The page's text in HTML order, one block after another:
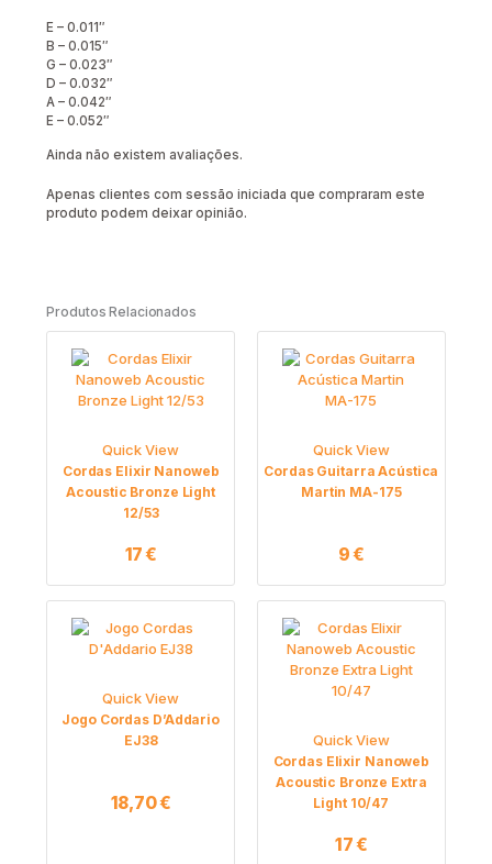
E – 0.011″
B – 0.015″
G – 0.023″
D – 0.032″
A – 0.042″
E – 0.052″
Ainda não existem avaliações.
Apenas clientes com sessão iniciada que compraram este
produto podem deixar opinião.
Produtos Relacionados
Quick View
Cordas Elixir Nanoweb
Acoustic Bronze Light
12/53
17€
Quick View
Cordas Guitarra Acústica
Martin MA-175
9€
Quick View
Jogo Cordas D’Addario
EJ38
18,70€
Quick View
Cordas Elixir Nanoweb
Acoustic Bronze Extra
Light 10/47
17€